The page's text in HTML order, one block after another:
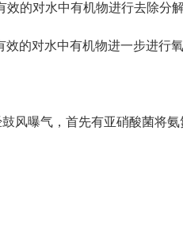
的对水中有机物进行去除分
的对水中有机物进一步进行
风曝气，首先有亚硝酸菌将氨